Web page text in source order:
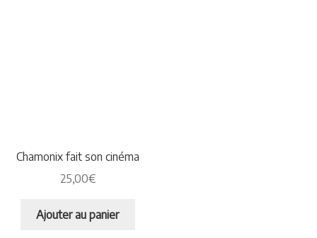
Chamonix fait son cinéma
25,00€
Ajouter au panier